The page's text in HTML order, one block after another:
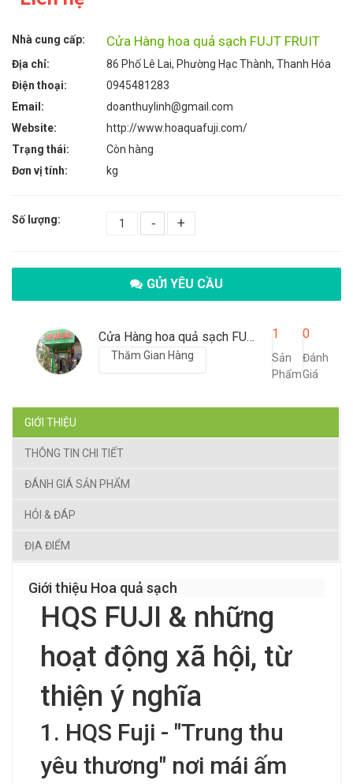
Nhà cung cấp: Cửa Hàng hoa quả sạch FUJT FRUIT
Địa chỉ:
86 Phố Lê Lai, Phường Hạc Thành, Thanh Hóa
Điện thoại:
0945481283
Email:
doanthuylinh@gmail.com
Website:
http://www.hoaquafuji.com/
Trạng thái:
Còn hàng
Đơn vị tính:
kg
Số lượng: - +
GỬI YÊU CẦU
Cửa Hàng hoa quả sạch FUJT FRUIT
Thăm Gian Hàng
1
Sản
Phẩm
0
Đánh
Giá
GIỚI THIỆU
THÔNG TIN CHI TIẾT
ĐÁNH GIÁ SẢN PHẨM
HỎI & ĐÁP
ĐỊA ĐIỂM
Giới thiệu Hoa quả sạch
HQS FUJI & những
hoạt động xã hội, từ
thiện ý nghĩa
1. HQS Fuji - "Trung thu
yêu thương" nơi mái ấm